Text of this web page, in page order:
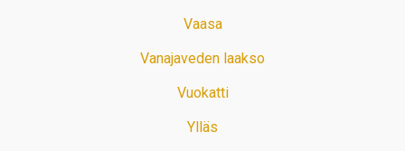
Vaasa
Vanajaveden laakso
Vuokatti
Ylläs